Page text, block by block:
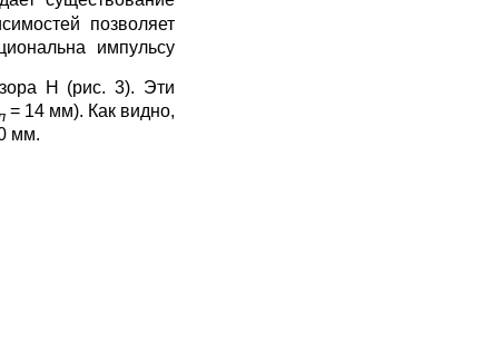
позволяет
импульсу
Н (рис. 3). Эти
= 14 мм). Как видно,
мм.